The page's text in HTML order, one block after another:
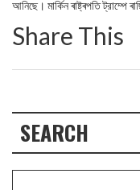
আনিছে। মার্কিন ৰাষ্ট্ৰপতি ট্রাম্পে
Share This
SEARCH